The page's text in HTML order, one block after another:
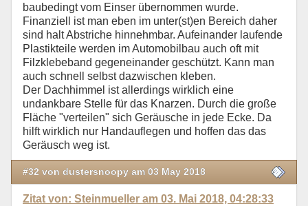
baubedingt vom Einser übernommen wurde.
Finanziell ist man eben im unter(st)en Bereich daher
sind halt Abstriche hinnehmbar. Aufeinander laufende
Plastikteile werden im Automobilbau auch oft mit
Filzklebeband gegeneinander geschützt. Kann man
auch schnell selbst dazwischen kleben.
Der Dachhimmel ist allerdings wirklich eine
undankbare Stelle für das Knarzen. Durch die große
Fläche "verteilen" sich Geräusche in jede Ecke. Da
hilft wirklich nur Handauflegen und hoffen das das
Geräusch weg ist.
#32 von dustersnoopy am 03 May 2018
Zitat von: Steinmueller am 03. Mai 2018, 04:28:33